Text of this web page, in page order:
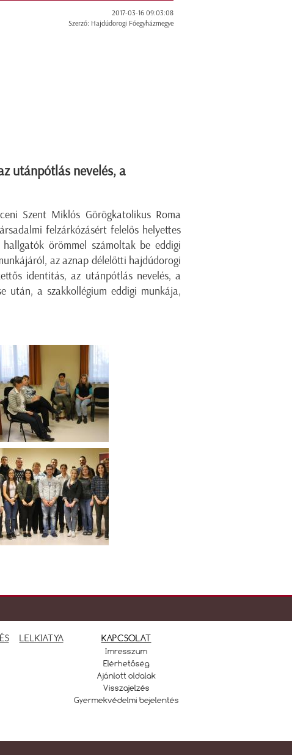
2017-03-16 09:03:08
Szerző: Hajdúdorogi Főegyházmegye
utánpótlás nevelés, a
Szent Miklós Görögkatolikus Roma
felzárkózásért felelős helyettes
örömmel számoltak be eddigi
az aznap délelőtti hajdúdorogi
identitás, az utánpótlás nevelés, a
után, a szakkollégium eddigi munkája,
LELKIATYA KAPCSOLAT
Imresszum
Elérhetőség
Ajánlott oldalak
Visszajelzés
Gyermekvédelmi bejelentés